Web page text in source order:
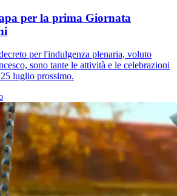
per la prima Giornata
per l'indulgenza plenaria, voluto
sono tante le attività e le celebrazioni
luglio prossimo.